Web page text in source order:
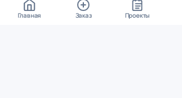
Главная Заказ Проекты